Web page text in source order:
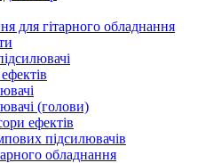
для гітарного обладнання
(голови)
ефектів
підсилювачів
обладнання